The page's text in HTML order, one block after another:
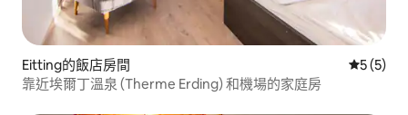
Eitting的飯店房間 從 5 則評
5 (5)
靠近埃爾丁溫泉 (Therme Erding) 和機場的家庭房